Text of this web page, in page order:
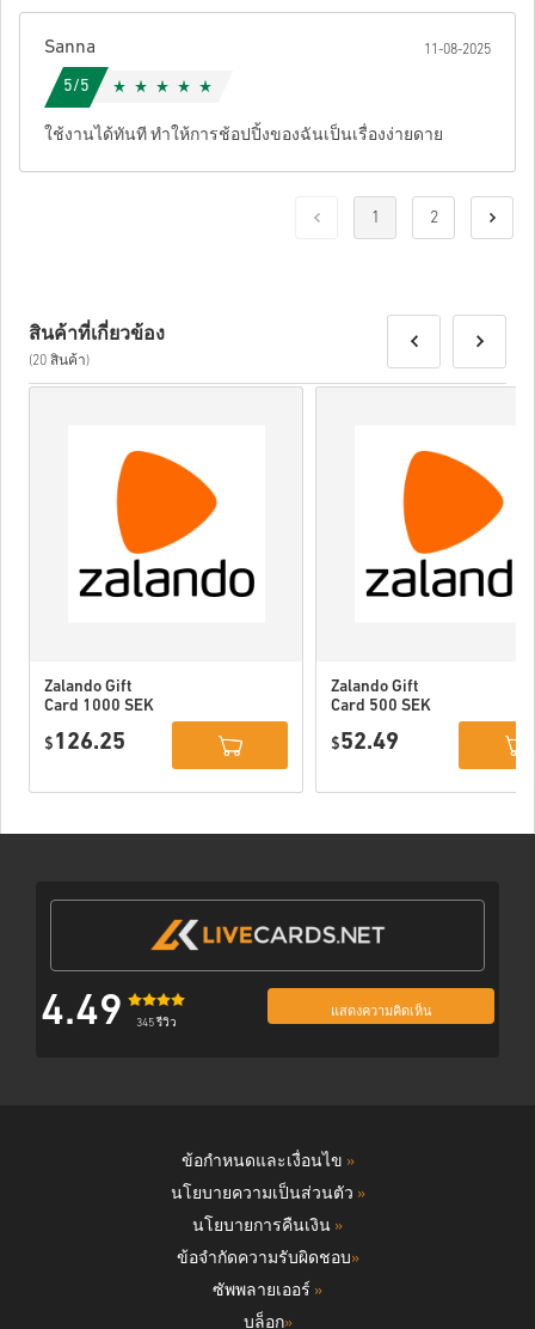
Sanna 11-08-2025
5/5
ใช้งานได้ทันที ทำให้การช้อปปิ้งของฉันเป็นเรื่องง่ายดาย
1 2
สินค้าที่เกี่ยวข้อง
(20 สินค้า)
Zalando Gift
Card 1000 SEK
$ 126.25
Zalando Gift
Card 500 SEK
$52.49
4.49 345 รีวิว
แสดงความคิดเห็น
ข้อกำหนดและเงื่อนไข »
นโยบายความเป็นส่วนตัว »
นโยบายการคืนเงิน »
ข้อจำกัดความรับผิดชอบ»
ซัพพลายเออร์ »
บล็อก»